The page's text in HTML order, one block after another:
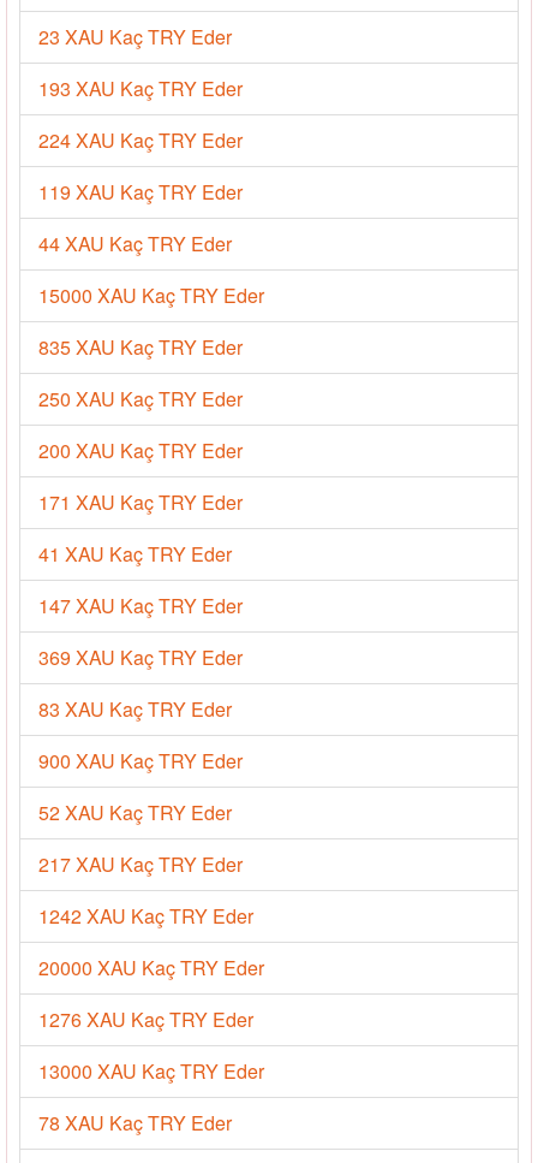
23 XAU Kaç TRY Eder
193 XAU Kaç TRY Eder
224 XAU Kaç TRY Eder
119 XAU Kaç TRY Eder
44 XAU Kaç TRY Eder
15000 XAU Kaç TRY Eder
835 XAU Kaç TRY Eder
250 XAU Kaç TRY Eder
200 XAU Kaç TRY Eder
171 XAU Kaç TRY Eder
41 XAU Kaç TRY Eder
147 XAU Kaç TRY Eder
369 XAU Kaç TRY Eder
83 XAU Kaç TRY Eder
900 XAU Kaç TRY Eder
52 XAU Kaç TRY Eder
217 XAU Kaç TRY Eder
1242 XAU Kaç TRY Eder
20000 XAU Kaç TRY Eder
1276 XAU Kaç TRY Eder
13000 XAU Kaç TRY Eder
78 XAU Kaç TRY Eder